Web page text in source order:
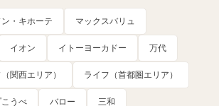
ン・キホーテ マックスバリュ
イオン イトーヨーカドー 万代
関西エリア） ライフ（首都圏エリア）
うべ バロー 三和